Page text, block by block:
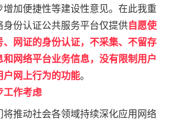
加便捷性等建设性意见。 在此我重
身份认证公共服务平台仅提供自愿使
网证的身份认证，不采集、 不留存
和网络平台业务信息，没有限制用户
网上行为的功能。
工作考虑
将推动社会各领域持续深化应用网络